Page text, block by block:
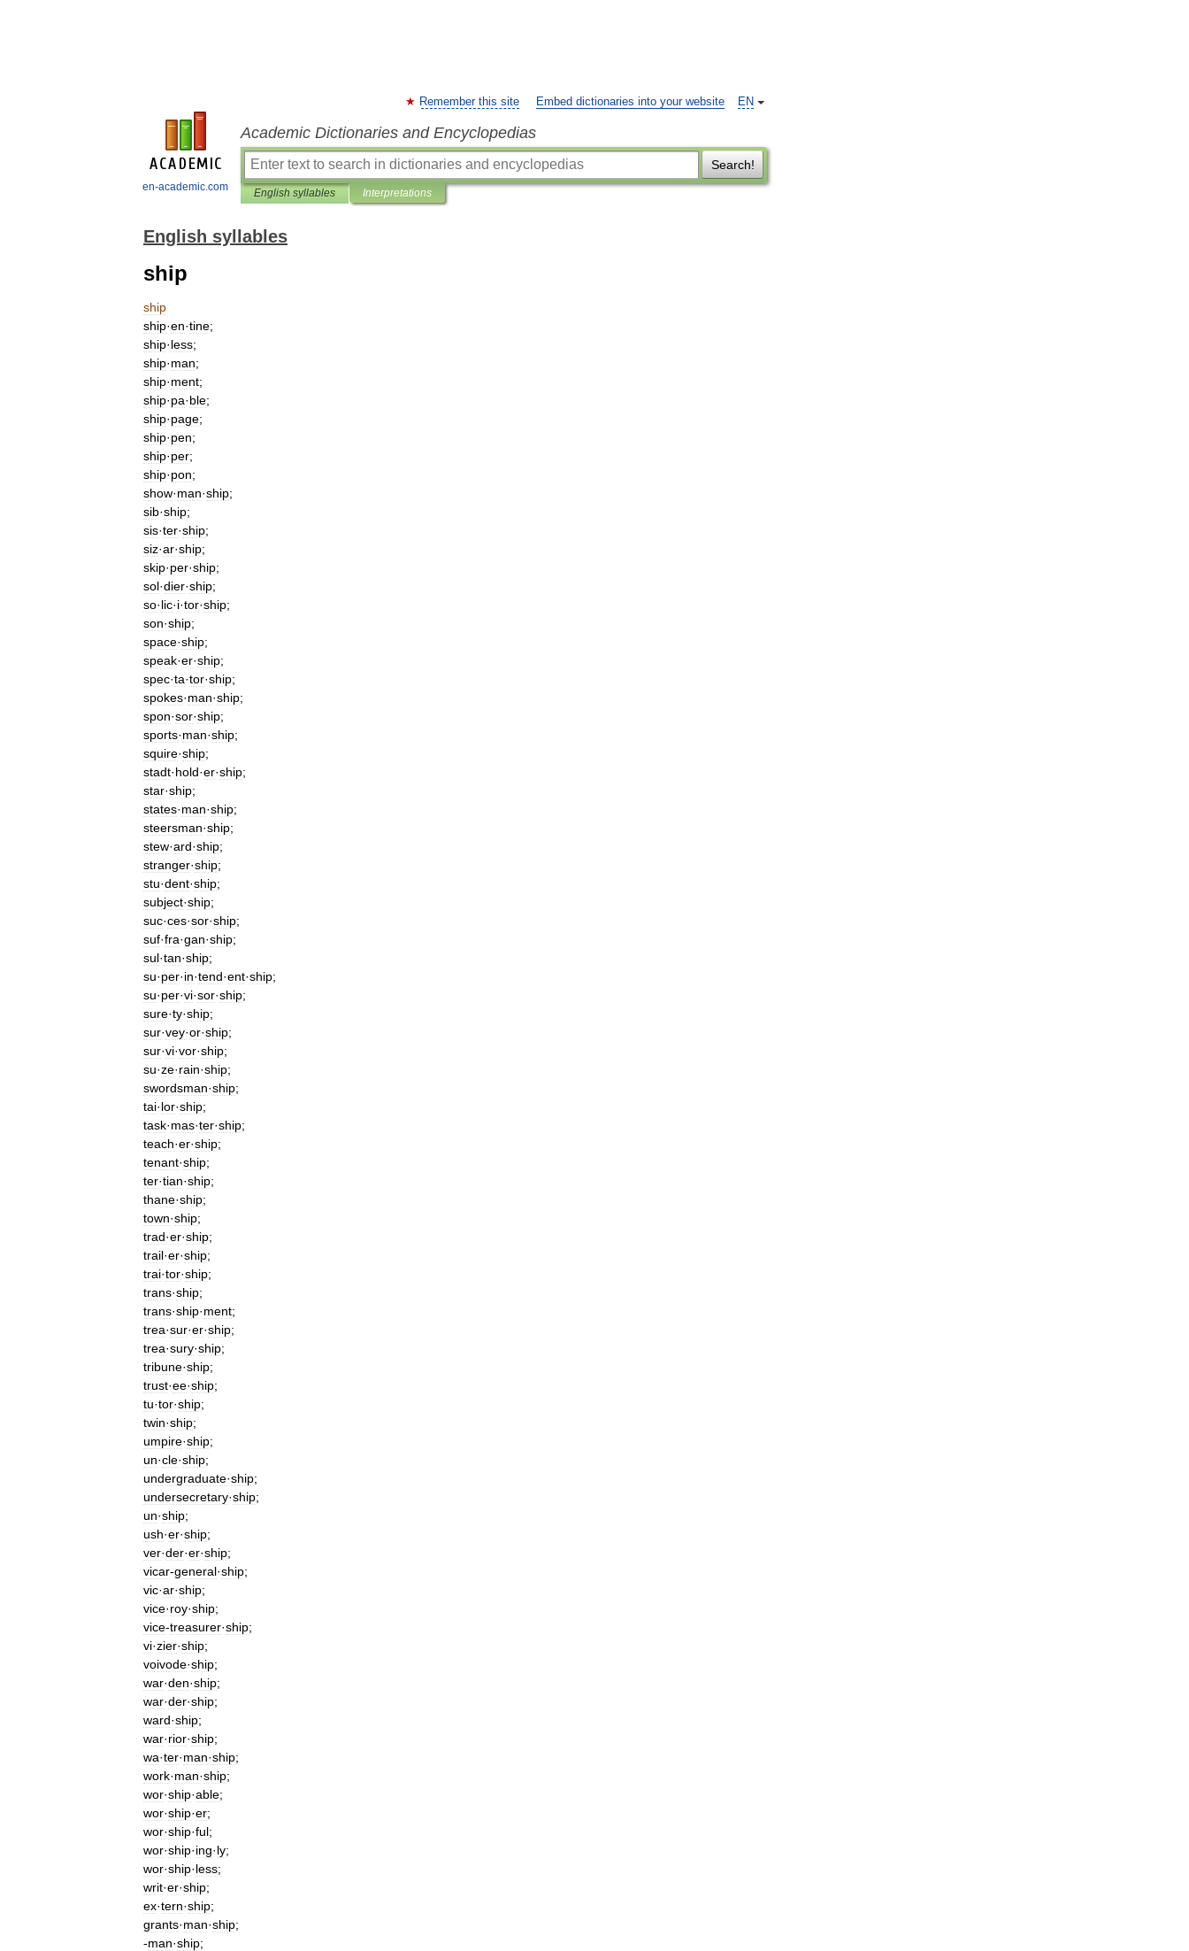
en-academic.com
EN
Remember this site Embed dictionaries into your website
Academic Dictionaries and Encyclopedias
Search!
English syllables Interpretations
English syllables
ship
ship
ship·en·tine;
ship·less;
ship·man;
ship·ment;
ship·pa·ble;
ship·page;
ship·pen;
ship·per;
ship·pon;
show·man·ship;
sib·ship;
sis·ter·ship;
siz·ar·ship;
skip·per·ship;
sol·dier·ship;
so·lic·i·tor·ship;
son·ship;
space·ship;
speak·er·ship;
spec·ta·tor·ship;
spokes·man·ship;
spon·sor·ship;
sports·man·ship;
squire·ship;
stadt·hold·er·ship;
star·ship;
states·man·ship;
steersman·ship;
stew·ard·ship;
stranger·ship;
stu·dent·ship;
subject·ship;
suc·ces·sor·ship;
suf·fra·gan·ship;
sul·tan·ship;
su·per·in·tend·ent·ship;
su·per·vi·sor·ship;
sure·ty·ship;
sur·vey·or·ship;
sur·vi·vor·ship;
su·ze·rain·ship;
swordsman·ship;
tai·lor·ship;
task·mas·ter·ship;
teach·er·ship;
tenant·ship;
ter·tian·ship;
thane·ship;
town·ship;
trad·er·ship;
trail·er·ship;
trai·tor·ship;
trans·ship;
trans·ship·ment;
trea·sur·er·ship;
trea·sury·ship;
tribune·ship;
trust·ee·ship;
tu·tor·ship;
twin·ship;
umpire·ship;
un·cle·ship;
undergraduate·ship;
undersecretary·ship;
un·ship;
ush·er·ship;
ver·der·er·ship;
vicar-general·ship;
vic·ar·ship;
vice·roy·ship;
vice-treasurer·ship;
vi·zier·ship;
voivode·ship;
war·den·ship;
war·der·ship;
ward·ship;
war·rior·ship;
wa·ter·man·ship;
work·man·ship;
wor·ship·able;
wor·ship·er;
wor·ship·ful;
wor·ship·ing·ly;
wor·ship·less;
writ·er·ship;
ex·tern·ship;
grants·man·ship;
-man·ship;